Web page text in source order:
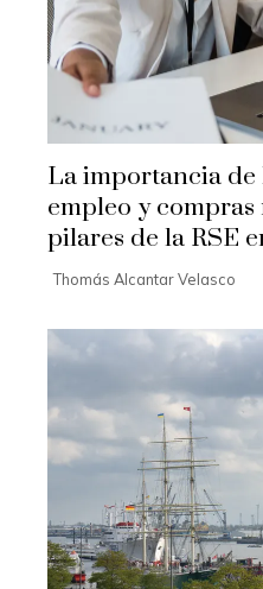
La importancia
empleo y
pilares de la RSE
Thomás Alcantar Velasco